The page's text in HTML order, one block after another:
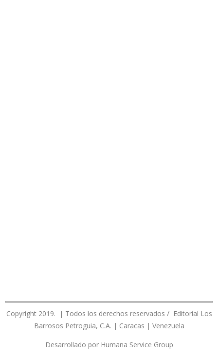
Copyright 2019. | Todos los derechos reservados / Editorial Los
Barrosos Petroguia, C.A. | Caracas | Venezuela
Desarrollado por Humana Service Group